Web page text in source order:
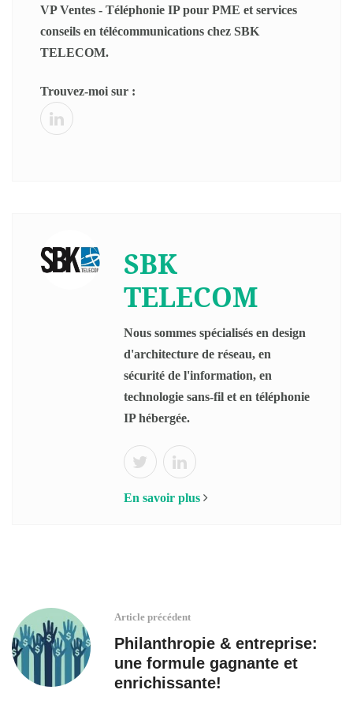
VP Ventes - Téléphonie IP pour PME et services
conseils en télécommunications chez SBK
TELECOM.
Trouvez-moi sur :
SBK
TELECOM
Nous sommes spécialisés en design
d'architecture de réseau, en
sécurité de l'information, en
technologie sans-fil et en téléphonie
IP hébergée.
En savoir plus
Article précédent
Philanthropie & entreprise:
une formule gagnante et
enrichissante!